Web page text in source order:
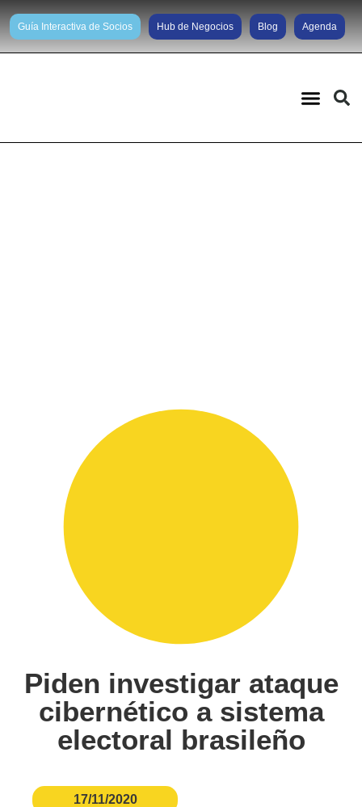
Guía Interactiva de Socios Hub de Negocios Blog Agenda
Piden investigar ataque
cibernético a sistema
electoral brasileño
17/11/2020